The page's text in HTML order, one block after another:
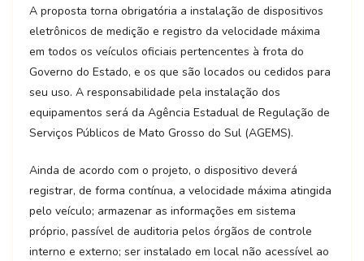
A proposta torna obrigatória a instalação de dispositivos
eletrônicos de medição e registro da velocidade máxima
em todos os veículos oficiais pertencentes à frota do
Governo do Estado, e os que são locados ou cedidos para
seu uso. A responsabilidade pela instalação dos
equipamentos será da Agência Estadual de Regulação de
Serviços Públicos de Mato Grosso do Sul (AGEMS).
Ainda de acordo com o projeto, o dispositivo deverá
registrar, de forma contínua, a velocidade máxima atingida
pelo veículo; armazenar as informações em sistema
próprio, passível de auditoria pelos órgãos de controle
interno e externo; ser instalado em local não acessível ao